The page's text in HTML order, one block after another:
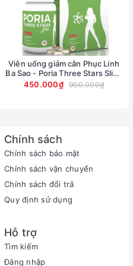
như: cằm, bụng, bắp
thể, giúp người giảm cân
thức ăn nạp vào cơ
đi bộ.
chảy xệ nhờ tinh chất
và thoái hóa khớp.
tránh sự mệt mỏi trong
Viên uống giảm cân Phục Linh
Ba Sao - Poria Three Stars Slim,
Hộp 36 viên
450.000₫ 900.000₫
Chính sách
Chính sách bảo mật
Chính sách vận chuyển
Chính sách đổi trả
Quy định sử dụng
Hỗ trợ
Tìm kiếm
Đăng nhập